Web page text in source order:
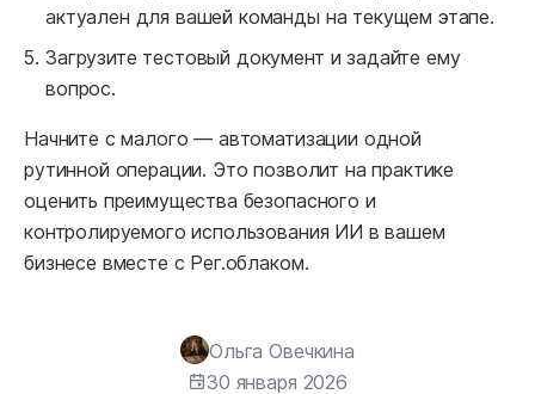
актуален для вашей команды на текущем этапе.
Загрузите тестовый документ и задайте ему
вопрос.
Начните с малого — автоматизации одной
рутинной операции. Это позволит на практике
оценить преимущества безопасного и
контролируемого использования ИИ в вашем
бизнесе вместе с Рег.облаком.
Ольга Овечкина
30 января 2026